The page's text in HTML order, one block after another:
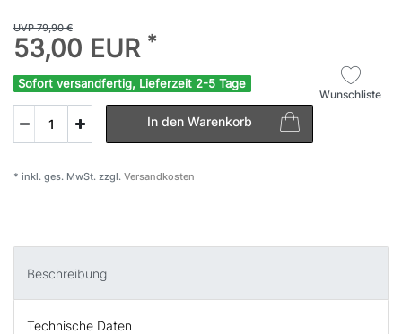
UVP 79,90 €
53,00 EUR *
Sofort versandfertig, Lieferzeit 2-5 Tage
In den Warenkorb
Wunschliste
* inkl. ges. MwSt. zzgl. Versandkosten
Beschreibung
Technische Daten